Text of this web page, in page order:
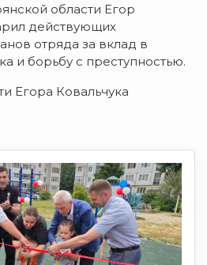
области Егор
действующих
отряда за вклад в
и борьбу с преступностью.
Егора Ковальчука